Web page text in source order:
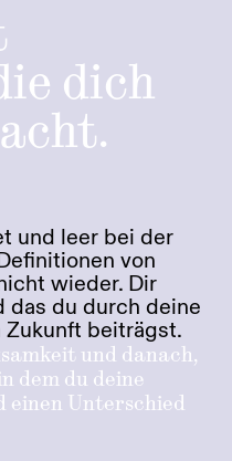
dich
und leer bei der
von
wieder. Dir
das du durch deine
beiträgst.
und danach,
dem du deine
einen Unterschied